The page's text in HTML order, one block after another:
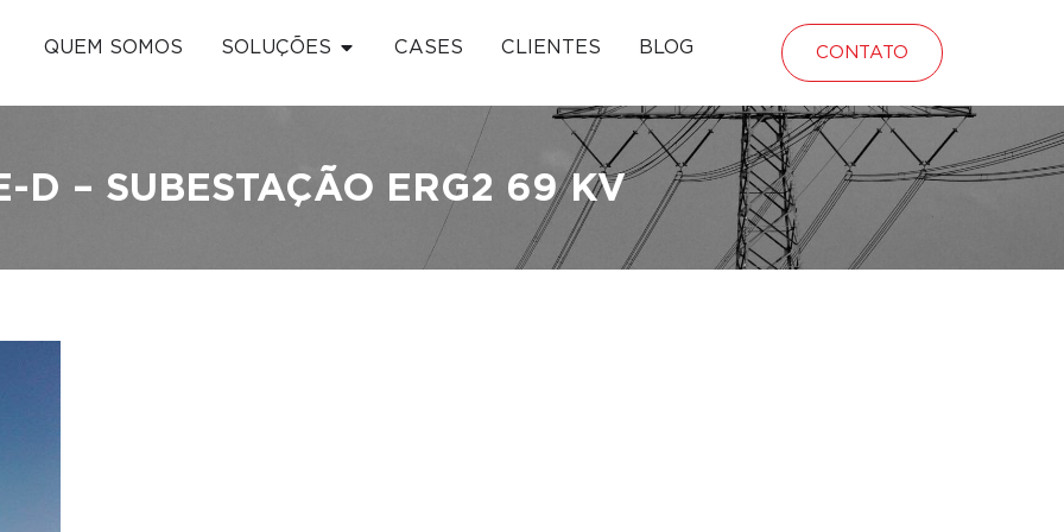
QUEM SOMOS SOLUÇÕES CASES CLIENTES BLOG CONTATO
D – SUBESTAÇÃO ERG2 69 KV